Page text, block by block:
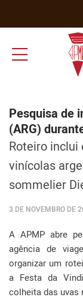
Pesquisa de
(ARG)
Roteiro inclui
vinícolas
sommelier
3 DE NOVEMBRO DE
A APMP abre
agência de
organizar um
a Festa da
colheita das uvas